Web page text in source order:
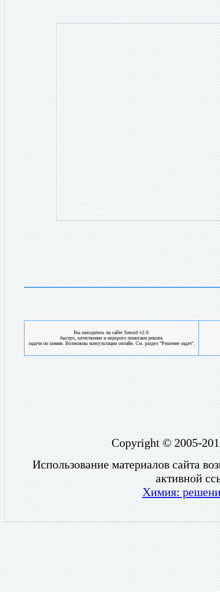
Вы находитесь на сайте Xenoid v2.0:
быстро, качественно и недорого помогаем решать
задачи по химии. Возможны консультации онлайн. См. раздел "Решение задач".
Copyright © 2005-
Использование материалов сайта
активной
Химия: